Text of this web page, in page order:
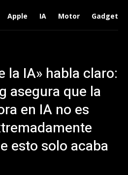
Apple IA Motor Gadgets
la IA» habla claro:
asegura que la
en IA no es
esto solo acaba